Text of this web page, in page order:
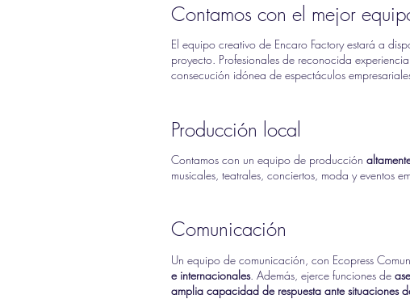
Contamos con el mejor
El equipo creativo de Encaro Factory estará a
proyecto. Profesionales de reconocida
consecución idónea de espectáculos
Producción local
Contamos con un equipo de producción
musicales, teatrales, conciertos, moda y eventos
Comunicación
Un equipo de comunicación, con Ecopress
e internacionales. Además, ejerce funciones de
amplia capacidad de respuesta ante situaciones